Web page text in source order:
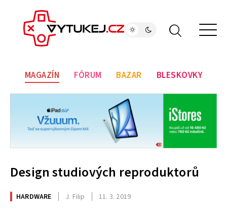
MAGAZÍN FÓRUM BAZAR BLESKOVKY
Design studiových reproduktorů
HARDWARE J. Filip 11. 3. 2019